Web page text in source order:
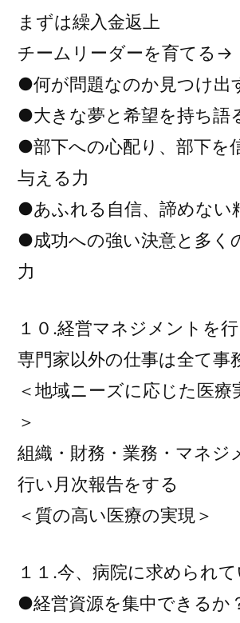
まずは繰入金返上
チームリーダーを育てる→
●何が問題なのか見つけ出
●大きな夢と希望を持ち語
●部下への心配り、部下を
与える力
●あふれる自信、諦めない
●成功への強い決意と多く
力
１０.経営マネジメントを行
専門家以外の仕事は全て事
＜地域ニーズに応じた医療
＞
組織・財務・業務・マネジ
行い月次報告をする
＜質の高い医療の実現＞
１１.今、病院に求められ
●経営資源を集中できるか